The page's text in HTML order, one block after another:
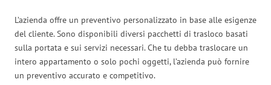
L’azienda offre un preventivo personalizzato in base alle esigenze
del cliente. Sono disponibili diversi pacchetti di trasloco basati
sulla portata e sui servizi necessari. Che tu debba traslocare un
intero appartamento o solo pochi oggetti, l’azienda può fornire
un preventivo accurato e competitivo.